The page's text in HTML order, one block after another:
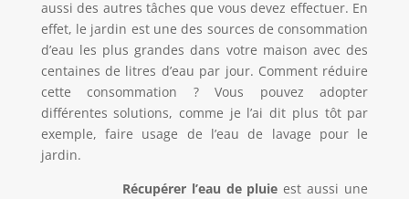
aussi des autres tâches que vous devez effectuer. En
effet, le jardin est une des sources de consommation
d’eau les plus grandes dans votre maison avec des
centaines de litres d’eau par jour. Comment réduire
cette consommation ? Vous pouvez adopter
différentes solutions, comme je l’ai dit plus tôt par
exemple, faire usage de l’eau de lavage pour le
jardin.
Récupérer l’eau de pluie est aussi une